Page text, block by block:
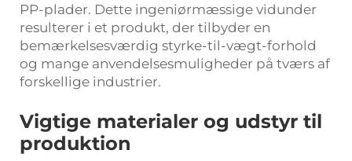
PP-plader. Dette ingeniørmæssige vidunder
resulterer i et produkt, der tilbyder en
bemærkelsesværdig styrke-til-vægt-forhold
og mange anvendelsesmuligheder på tværs af
forskellige industrier.
Vigtige materialer og udstyr til
produktion